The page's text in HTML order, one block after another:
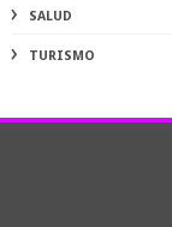
SALUD
TURISMO